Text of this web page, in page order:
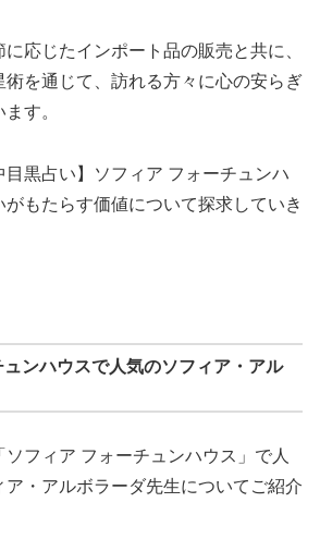
応じたインポート品の販売と共に、
術を通じて、訪れる方々に心の安らぎ
す。
目黒占い】ソフィア フォーチュンハ
がもたらす価値について探求していき
ンハウスで人気のソフィア・アル
フィア フォーチュンハウス」で人
・アルボラーダ先生についてご紹介